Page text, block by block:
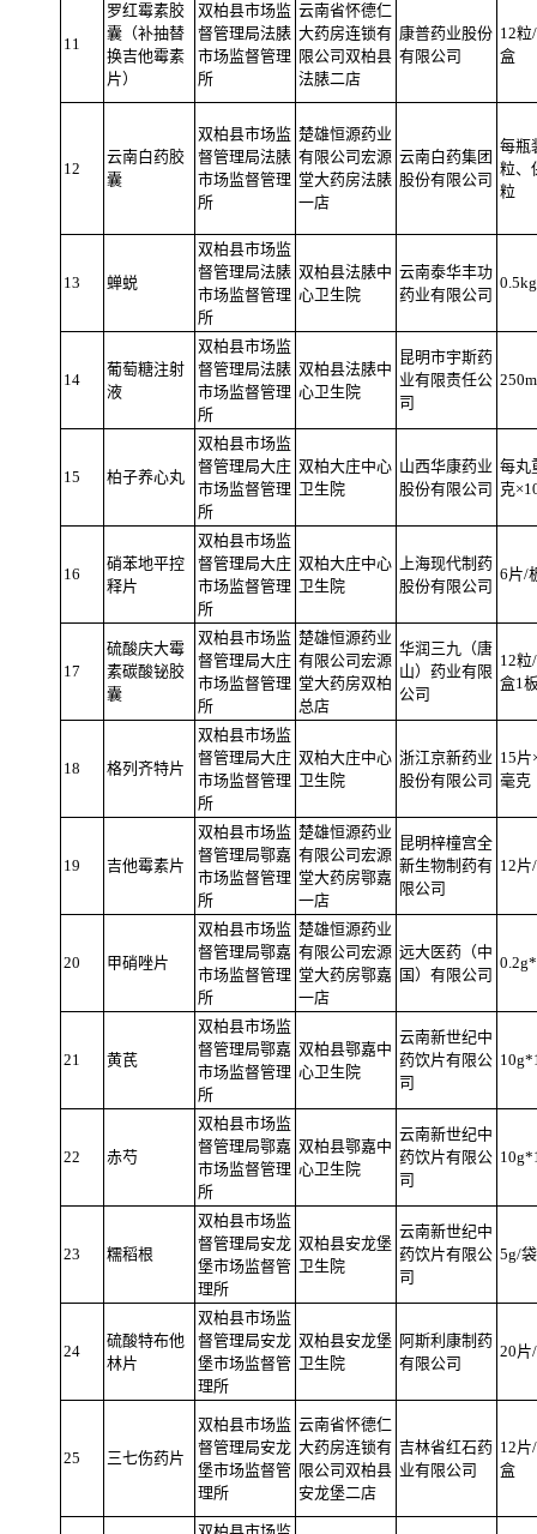
11
罗红霉素胶
囊（补抽替
换吉他霉素
片）
双柏县市场监
督管理局法脿
市场监督管理
所
云南省怀德仁
大药房连锁有
限公司双柏县
法脿二店
康普药业股份
有限公司
12粒
盒
12
云南白药胶
囊
双柏县市场监
督管理局法脿
市场监督管理
所
楚雄恒源药业
有限公司宏源
堂大药房法脿
一店
云南白药集团
股份有限公司
每瓶
粒、
粒
13 蝉蜕
双柏县市场监
督管理局法脿
市场监督管理
所
双柏县法脿中
心卫生院
云南泰华丰功
药业有限公司
14
葡萄糖注射
液
双柏县市场监
督管理局法脿
市场监督管理
所
双柏县法脿中
心卫生院
昆明市宇斯药
业有限责任公
司
15 柏子养心丸
双柏县市场监
督管理局大庄
市场监督管理
所
双柏大庄中心
卫生院
山西华康药业
股份有限公司
每丸
克
16
硝苯地平控
释片
双柏县市场监
督管理局大庄
市场监督管理
所
双柏大庄中心
卫生院
上海现代制药
股份有限公司
6片/
17
硫酸庆大霉
素碳酸铋胶
囊
双柏县市场监
督管理局大庄
市场监督管理
所
楚雄恒源药业
有限公司宏源
堂大药房双柏
总店
华润三九（唐
山）药业有限
公司
12粒
盒1
18 格列齐特片
双柏县市场监
督管理局大庄
市场监督管理
所
双柏大庄中心
卫生院
浙江京新药业
股份有限公司
15片
毫克
19 吉他霉素片
双柏县市场监
督管理局鄂嘉
市场监督管理
所
楚雄恒源药业
有限公司宏源
堂大药房鄂嘉
一店
昆明梓橦宫全
新生物制药有
限公司
12
20 甲硝唑片
双柏县市场监
督管理局鄂嘉
市场监督管理
所
楚雄恒源药业
有限公司宏源
堂大药房鄂嘉
一店
远大医药（中
国）有限公司
21 黄芪
双柏县市场监
督管理局鄂嘉
市场监督管理
所
双柏县鄂嘉中
心卫生院
云南新世纪中
药饮片有限公
司
22 赤芍
双柏县市场监
督管理局鄂嘉
市场监督管理
所
双柏县鄂嘉中
心卫生院
云南新世纪中
药饮片有限公
司
23 糯稻根
双柏县市场监
督管理局安龙
堡市场监督管
理所
双柏县安龙堡
卫生院
云南新世纪中
药饮片有限公
司
5g/袋
24
硫酸特布他
林片
双柏县市场监
督管理局安龙
堡市场监督管
理所
双柏县安龙堡
卫生院
阿斯利康制药
有限公司
20片
25 三七伤药片
双柏县市场监
督管理局安龙
堡市场监督管
理所
云南省怀德仁
大药房连锁有
限公司双柏县
安龙堡二店
吉林省红石药
业有限公司
12片
盒